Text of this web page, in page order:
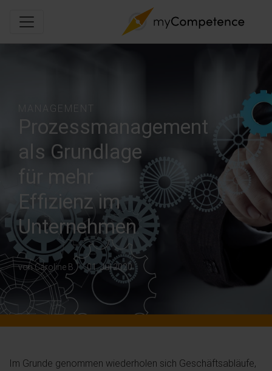
MANAGEMENT
Prozessmanagement
als Grundlage
für mehr
Effizienz im
Unternehmen
von Caroline B. 01. Jul 2020
Im Grunde genommen wiederholen sich Geschäftsabläufe,